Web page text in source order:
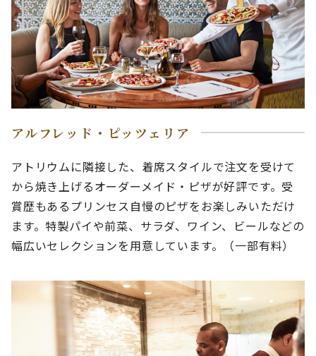
アルフレッド・ピッツェリア
アトリウムに隣接した、着席スタイルで注文を受けて
から焼き上げるオーダーメイド・ピザが好評です。受
賞歴もあるプリンセス自慢のピザをお楽しみいただけ
ます。特製パイや前菜、サラダ、ワイン、ビールなどの
幅広いセレクションを用意しています。（一部有料）